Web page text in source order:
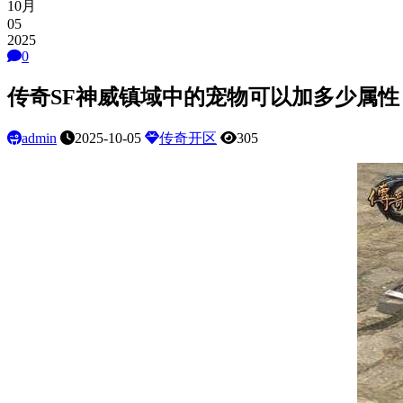
10月
05
2025
0
传奇SF神威镇域中的宠物可以加多少属
admin 2025-10-05 传奇开区 305